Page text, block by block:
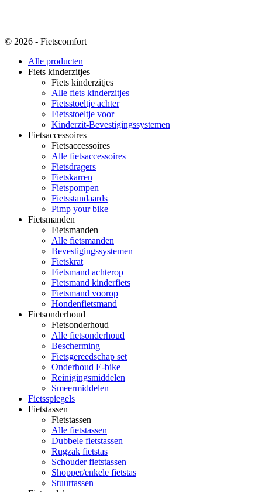
© 2026 - Fietscomfort
Alle producten
Fiets kinderzitjes
Fiets kinderzitjes
Alle fiets kinderzitjes
Fietsstoeltje achter
Fietsstoeltje voor
Kinderzit-Bevestigingssystemen
Fietsaccessoires
Fietsaccessoires
Alle fietsaccessoires
Fietsdragers
Fietskarren
Fietspompen
Fietsstandaards
Pimp your bike
Fietsmanden
Fietsmanden
Alle fietsmanden
Bevestigingssystemen
Fietskrat
Fietsmand achterop
Fietsmand kinderfiets
Fietsmand voorop
Hondenfietsmand
Fietsonderhoud
Fietsonderhoud
Alle fietsonderhoud
Bescherming
Fietsgereedschap set
Onderhoud E-bike
Reinigingsmiddelen
Smeermiddelen
Fietsspiegels
Fietstassen
Fietstassen
Alle fietstassen
Dubbele fietstassen
Rugzak fietstas
Schouder fietstassen
Shopper/enkele fietstas
Stuurtassen